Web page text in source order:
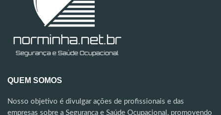
QUEM SOMOS
Nosso objetivo é divulgar ações de profissionais e das
empresas sobre a Segurança e Saúde Ocupacional, promovendo